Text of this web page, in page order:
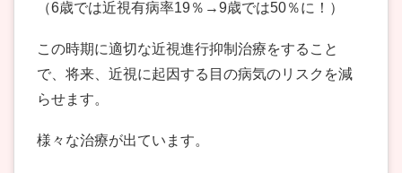
（6歳では近視有病率19％→9歳では50％に！）
この時期に適切な近視進行抑制治療をすること
で、将来、近視に起因する目の病気のリスクを減
らせます。
様々な治療が出ています。